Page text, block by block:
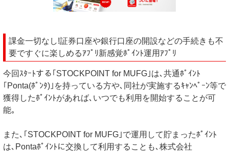
課金一切なし!証券口座や銀行口座の開設などの手続きも不
要ですぐに楽しめるｱﾌﾟﾘ新感覚ﾎﾟｲﾝﾄ運用ｱﾌﾟﾘ
今回ｽﾀｰﾄする｢STOCKPOINT for MUFG｣は､共通ﾎﾟｲﾝﾄ
｢Ponta(ﾎﾟﾝﾀ)｣を持っている方や､同社が実施するｷｬﾝﾍﾟｰﾝ等で
獲得したﾎﾟｲﾝﾄがあれば､いつでも利用を開始することが可
能｡
また､｢STOCKPOINT for MUFG｣で運用して貯まったﾎﾟｲﾝﾄ
は､Pontaﾎﾟｲﾝﾄに交換して利用することも､株式会社